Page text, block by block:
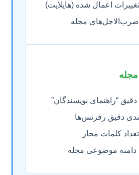
اعمال شده (هایلایت)
مجله
مجله
“راهنمای نویسندگان”
دقیق رفرنس‌ها
کلمات مجاز
دامنه موضوعی مجله